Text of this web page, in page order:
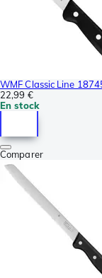
WMF Classic Line
22,99 €
En stock
Comparer